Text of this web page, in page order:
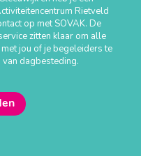
Rietveld
op met SOVAK. De
zitten klaar om alle
jou of je begeleiders te
dagbesteding.